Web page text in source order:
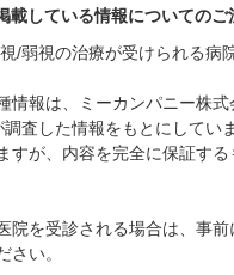
載している情報についてのご
/弱視の治療が受けられる病
情報は、ミーカンパニー株式
調査した情報をもとにしてい
すが、内容を完全に保証す
院を受診される場合は、事
さい。